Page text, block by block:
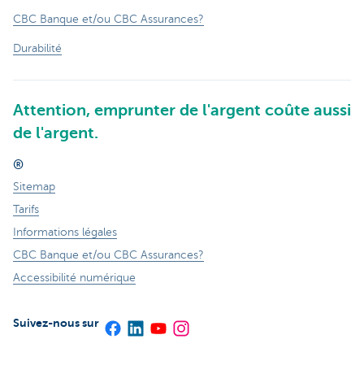
CBC Banque et/ou CBC Assurances?
Durabilité
Attention, emprunter de l'argent coûte aussi
de l'argent.
®
Sitemap
Tarifs
Informations légales
CBC Banque et/ou CBC Assurances?
Accessibilité numérique
Suivez-nous sur